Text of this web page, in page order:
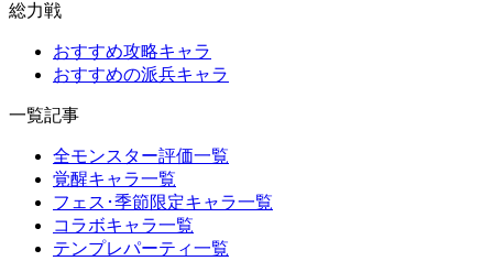
総力戦
おすすめ攻略キャラ
おすすめの派兵キャラ
一覧記事
全モンスター評価一覧
覚醒キャラ一覧
フェス･季節限定キャラ一覧
コラボキャラ一覧
テンプレパーティ一覧